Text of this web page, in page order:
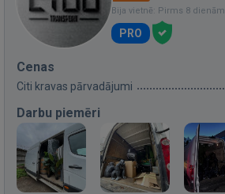
Bija vietnē: Pirms 8 dienām
PRO
Cenas
Citi kravas pārvadājumi
Darbu piemēri